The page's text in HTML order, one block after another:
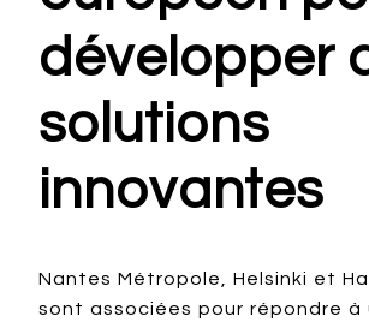
développer
solutions
innovantes
Nantes Métropole, Helsinki et
sont associées pour répondre à